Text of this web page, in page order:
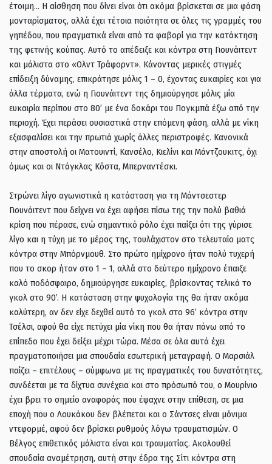
έτοιμη… Η αίσθηση που δίνει είναι ότι ακόμα βρίσκεται σε μια φάση
μονταρίσματος, αλλά έχει τέτοια ποιότητα σε όλες τις γραμμές του
γηπέδου, που πραγματικά είναι από τα φαβορί για την κατάκτηση
της φετινής κούπας. Αυτό το απέδειξε και κόντρα στη Γιουνάιτεντ
και μάλιστα στο «Ολντ Τράφορντ». Κάνοντας μερικές στιγμές
επίδειξη δύναμης, επικράτησε μόλις 1 – 0, έχοντας ευκαιρίες και για
άλλα τέρματα, ενώ η Γιουνάιτεντ της δημιούργησε μόλις μία
ευκαιρία περίπου στο 80’ με ένα δοκάρι του Πογκμπά έξω από την
περιοχή. Έχει περάσει ουσιαστικά στην επόμενη φάση, αλλά με νίκη
εξασφαλίσει και την πρωτιά χωρίς άλλες περιστροφές. Κανονικά
στην αποστολή οι Ματουιντί, Κανσέλο, Κιελίνι και Μάντζουκιτς, όχι
όμως και οι Ντάγκλας Κόστα, Μπερναντέσκι.
Στρώνει λίγο αγωνιστικά η κατάσταση για τη Μάντσεστερ
Γιουνάιτεντ που δείχνει να έχει αφήσει πίσω της την πολύ βαθιά
κρίση που πέρασε, ενώ σημαντικό ρόλο έχει παίξει ότι της γύρισε
λίγο και η τύχη με το μέρος της, τουλάχιστον στο τελευταίο ματς
κόντρα στην Μπόρνμουθ. Στο πρώτο ημίχρονο ήταν πολύ τυχερή
που το σκορ ήταν στο 1 – 1, αλλά στο δεύτερο ημίχρονο έπαιξε
καλό ποδόσφαιρο, δημιούργησε ευκαιρίες, βρίσκοντας τελικά το
γκολ στο 90’. Η κατάσταση στην ψυχολογία της θα ήταν ακόμα
καλύτερη, αν δεν είχε δεχθεί αυτό το γκολ στο 96’ κόντρα στην
Τσέλσι, αφού θα είχε πετύχει μία νίκη που θα ήταν πάνω από το
επίπεδο που έχει δείξει μέχρι τώρα. Μέσα σε όλα αυτά έχει
πραγματοποιήσει μια σπουδαία εσωτερική μεταγραφή. Ο Μαρσιάλ
παίζει – επιτέλους – σύμφωνα με τις πραγματικές του δυνατότητες,
συνδέεται με τα δίχτυα συνέχεια και στο πρόσωπό του, ο Μουρίνιο
έχει βρει το σημείο αναφοράς που έψαχνε στην επίθεση, σε μια
εποχή που ο Λουκάκου δεν βλέπεται και ο Σάντσες είναι μόνιμα
ντεφορμέ, αφού δεν βρίσκει ρυθμούς λόγω τραυματισμών. Ο
Βέλγος επιθετικός μάλιστα είναι και τραυματίας. Ακολουθεί
σπουδαία αναμέτρηση, αυτή στην έδρα της Σίτι κόντρα στη